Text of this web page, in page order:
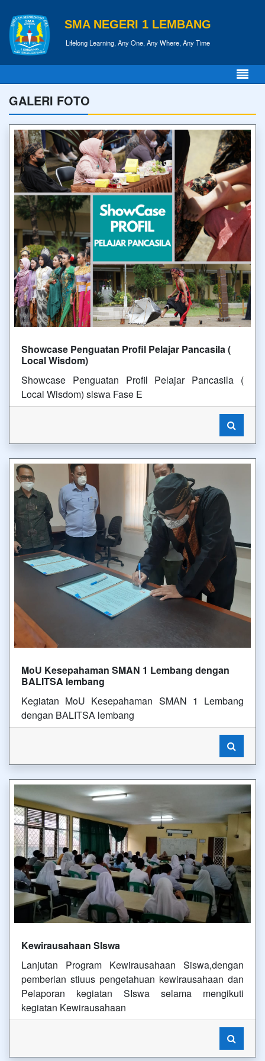
SMA NEGERI 1 LEMBANG
Lifelong Learning, Any One, Any Where, Any Time
GALERI FOTO
Showcase Penguatan Profil Pelajar Pancasila (
Local Wisdom)
Showcase Penguatan Profil Pelajar Pancasila (
Local Wisdom) siswa Fase E
MoU Kesepahaman SMAN 1 Lembang dengan
BALITSA lembang
Kegiatan MoU Kesepahaman SMAN 1 Lembang
dengan BALITSA lembang
Kewirausahaan SIswa
Lanjutan Program Kewirausahaan Siswa,dengan
pemberian stiuus pengetahuan kewirausahaan dan
Pelaporan kegiatan SIswa selama mengikuti
kegiatan Kewirausahaan